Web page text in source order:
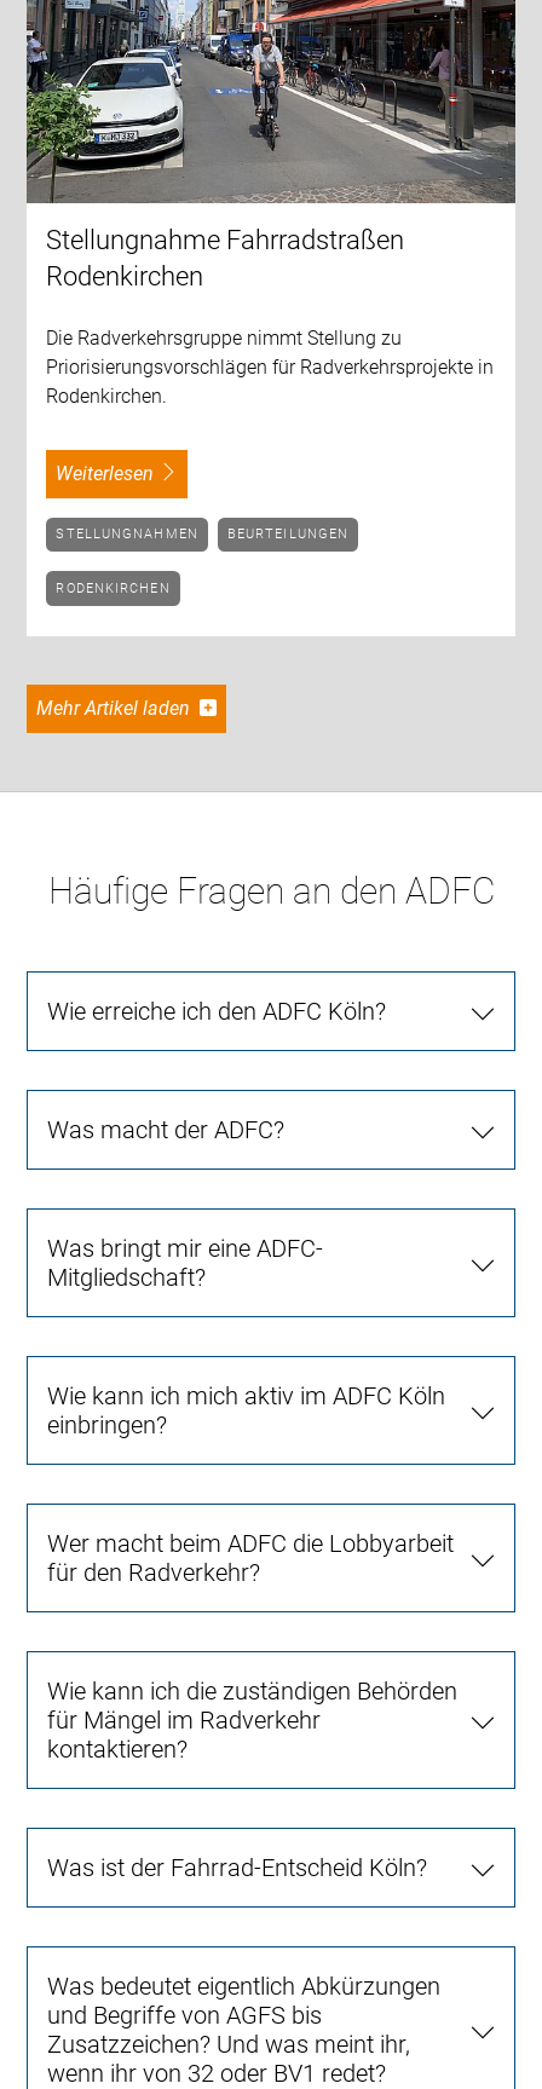
Stellungnahme Fahrradstraßen
Rodenkirchen
Die Radverkehrsgruppe nimmt Stellung zu
Priorisierungsvorschlägen für Radverkehrsprojekte in
Rodenkirchen.
weiterlesen
STELLUNGNAHMEN BEURTEILUNGEN
RODENKIRCHEN
Mehr Artikel laden
Häufige Fragen an den ADFC
Wie erreiche ich den ADFC Köln?
Was macht der ADFC?
Was bringt mir eine ADFC-
Mitgliedschaft?
Wie kann ich mich aktiv im ADFC Köln
einbringen?
Wer macht beim ADFC die Lobbyarbeit
für den Radverkehr?
Wie kann ich die zuständigen Behörden
für Mängel im Radverkehr
kontaktieren?
Was ist der Fahrrad-Entscheid Köln?
Was bedeutet eigentlich Abkürzungen
und Begriffe von AGFS bis
Zusatzzeichen? Und was meint ihr,
wenn ihr von 32 oder BV1 redet?